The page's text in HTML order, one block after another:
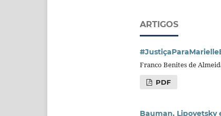
ARTIGOS
Franco Benites de
PDF
Bauman, Lipovetsky